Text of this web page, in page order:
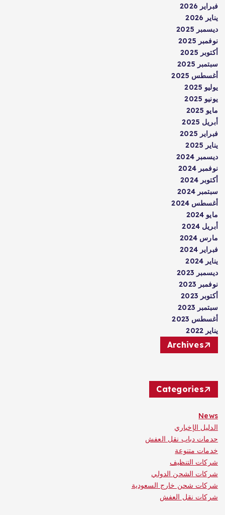
فبراير 2026
يناير 2026
ديسمبر 2025
نوفمبر 2025
أكتوبر 2025
سبتمبر 2025
أغسطس 2025
يوليو 2025
يونيو 2025
مايو 2025
أبريل 2025
فبراير 2025
يناير 2025
ديسمبر 2024
نوفمبر 2024
أكتوبر 2024
سبتمبر 2024
أغسطس 2024
مايو 2024
أبريل 2024
مارس 2024
فبراير 2024
يناير 2024
ديسمبر 2023
نوفمبر 2023
أكتوبر 2023
سبتمبر 2023
أغسطس 2023
يناير 2022
Archives
Categories
News
الدليل الإخباري
حدمات دباب نقل العفش
خدمات متنوعة
شركات التنظيف
شركات الشحن الدولي
شركات شحن خارج السعودية
شركات نقل العفش